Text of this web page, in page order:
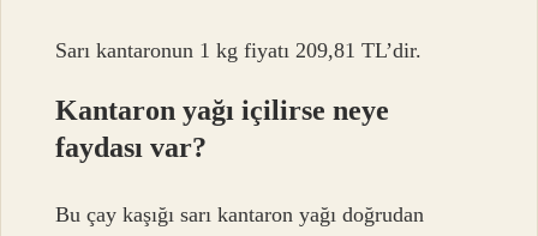
Sarı kantaronun 1 kg fiyatı 209,81 TL’dir.
Kantaron yağı içilirse neye
faydası var?
Bu çay kaşığı sarı kantaron yağı doğrudan